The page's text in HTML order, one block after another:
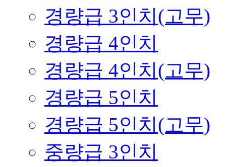
경량급 3인치(고무)
경량급 4인치
경량급 4인치(고무)
경량급 5인치
경량급 5인치(고무)
중량급 3인치